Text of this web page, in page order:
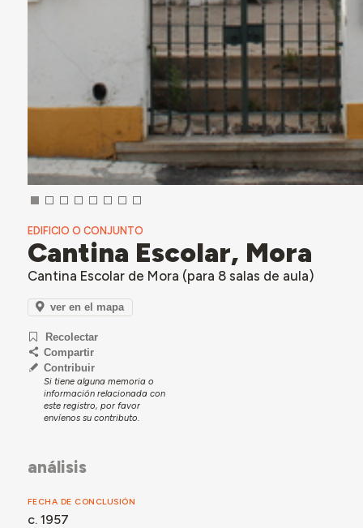
EDIFICIO O CONJUNTO
Cantina Escolar, Mora
Cantina Escolar de Mora (para 8 salas de aula)
ver en el mapa
Recolectar
Compartir
Contribuir
Si tiene alguna memoria o
información relacionada con
este registro, por favor
envíenos su contributo.
análisis
FECHA DE CONCLUSIÓN
c. 1957